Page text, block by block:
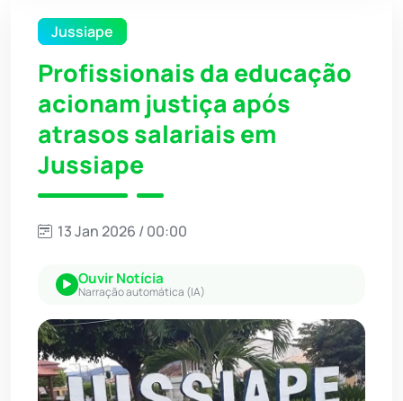
Jussiape
Profissionais da educação
acionam justiça após
atrasos salariais em
Jussiape
13 Jan 2026 / 00:00
Ouvir Notícia
Narração automática (IA)